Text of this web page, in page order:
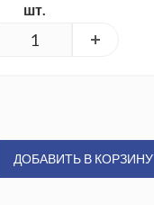
шт.
ДОБАВИТЬ В КОРЗИНУ